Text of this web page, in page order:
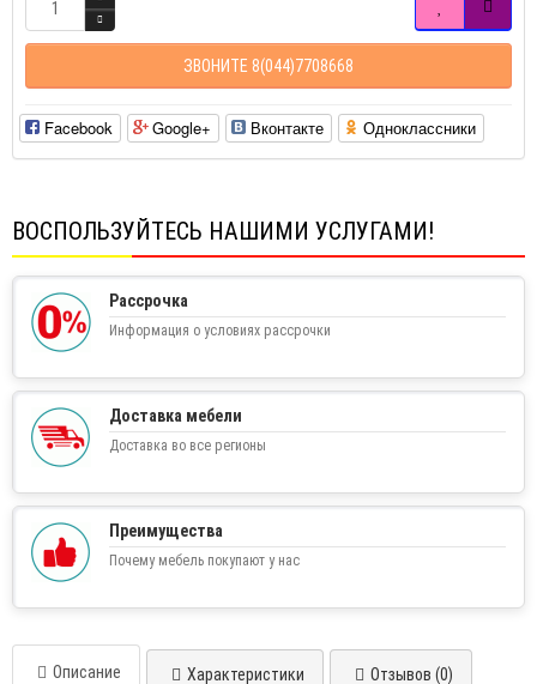
ЗВОНИТЕ 8(044)7708668
Facebook Google+ Вконтакте Одноклассники
ВОСПОЛЬЗУЙТЕСЬ НАШИМИ УСЛУГАМИ!
Рассрочка
Информация о условиях рассрочки
Доставка мебели
Доставка во все регионы
Преимущества
Почему мебель покупают у нас
Описание Характеристики Отзывов (0)